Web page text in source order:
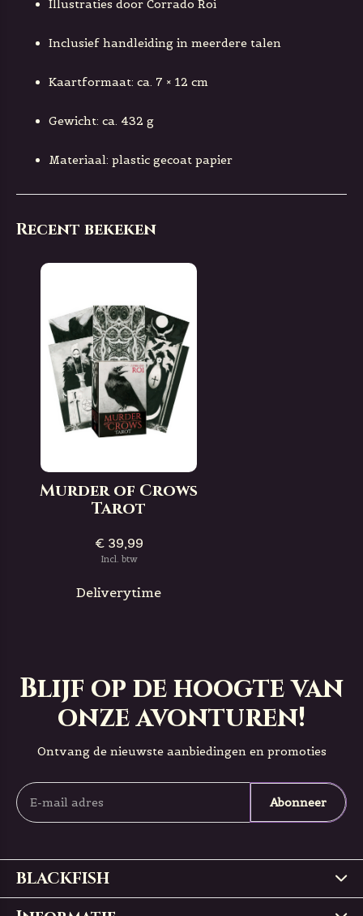
Illustraties door Corrado Roi
Inclusief handleiding in meerdere talen
Kaartformaat: ca. 7 × 12 cm
Gewicht: ca. 432 g
Materiaal: plastic gecoat papier
Recent bekeken
Murder of Crows
Tarot
€ 39,99
Incl. btw
Deliverytime
Blijf op de hoogte van
onze avonturen!
Ontvang de nieuwste aanbiedingen en promoties
Abonneer
BLACKFISH